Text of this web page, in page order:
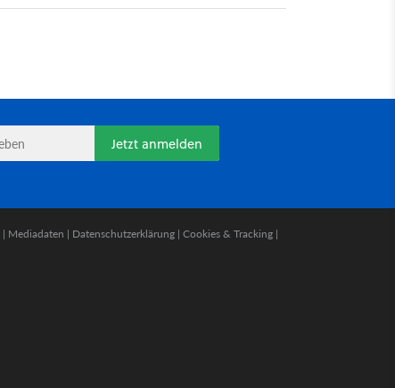
Jetzt anmelden
| Mediadaten | Datenschutzerklärung | Cookies & Tracking |